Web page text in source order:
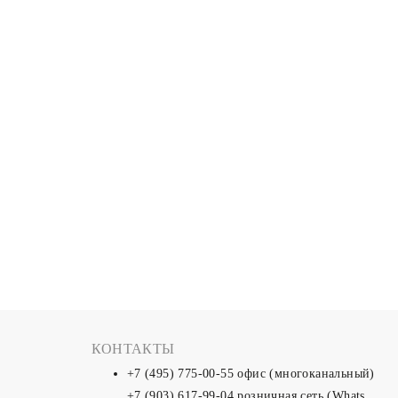
КОНТАКТЫ
+7 (495) 775-00-55 офис (многоканальный)